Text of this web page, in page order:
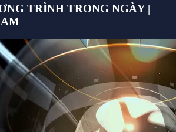
TRÌNH TRONG NGÀY |